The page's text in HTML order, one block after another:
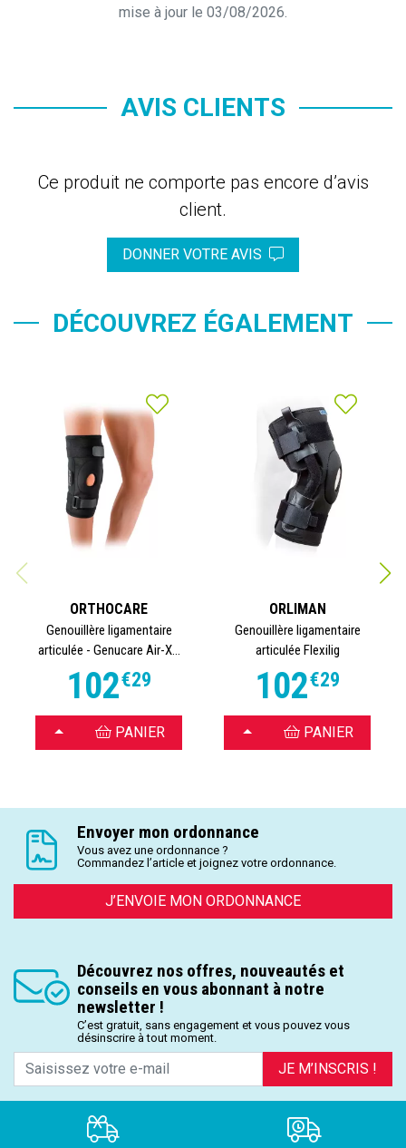
mise à jour le 03/08/2026.
AVIS CLIENTS
Ce produit ne comporte pas encore d’avis
client.
DONNER VOTRE AVIS
DÉCOUVREZ ÉGALEMENT
ORTHOCARE
Genouillère ligamentaire
articulée - Genucare Air-X...
102€29
CHOISIR PANIER
ORLIMAN
Genouillère ligamentaire
articulée Flexilig
102€29
CHOISIR PANIER
Envoyer mon ordonnance
Vous avez une ordonnance ?
Commandez l’article et joignez votre ordonnance.
J’ENVOIE MON ORDONNANCE
Découvrez nos offres, nouveautés et
conseils en vous abonnant à notre
newsletter !
C’est gratuit, sans engagement et vous pouvez vous
désinscrire à tout moment.
JE M’INSCRIS !